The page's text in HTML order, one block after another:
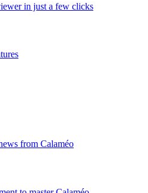
in just a few clicks
from Calaméo